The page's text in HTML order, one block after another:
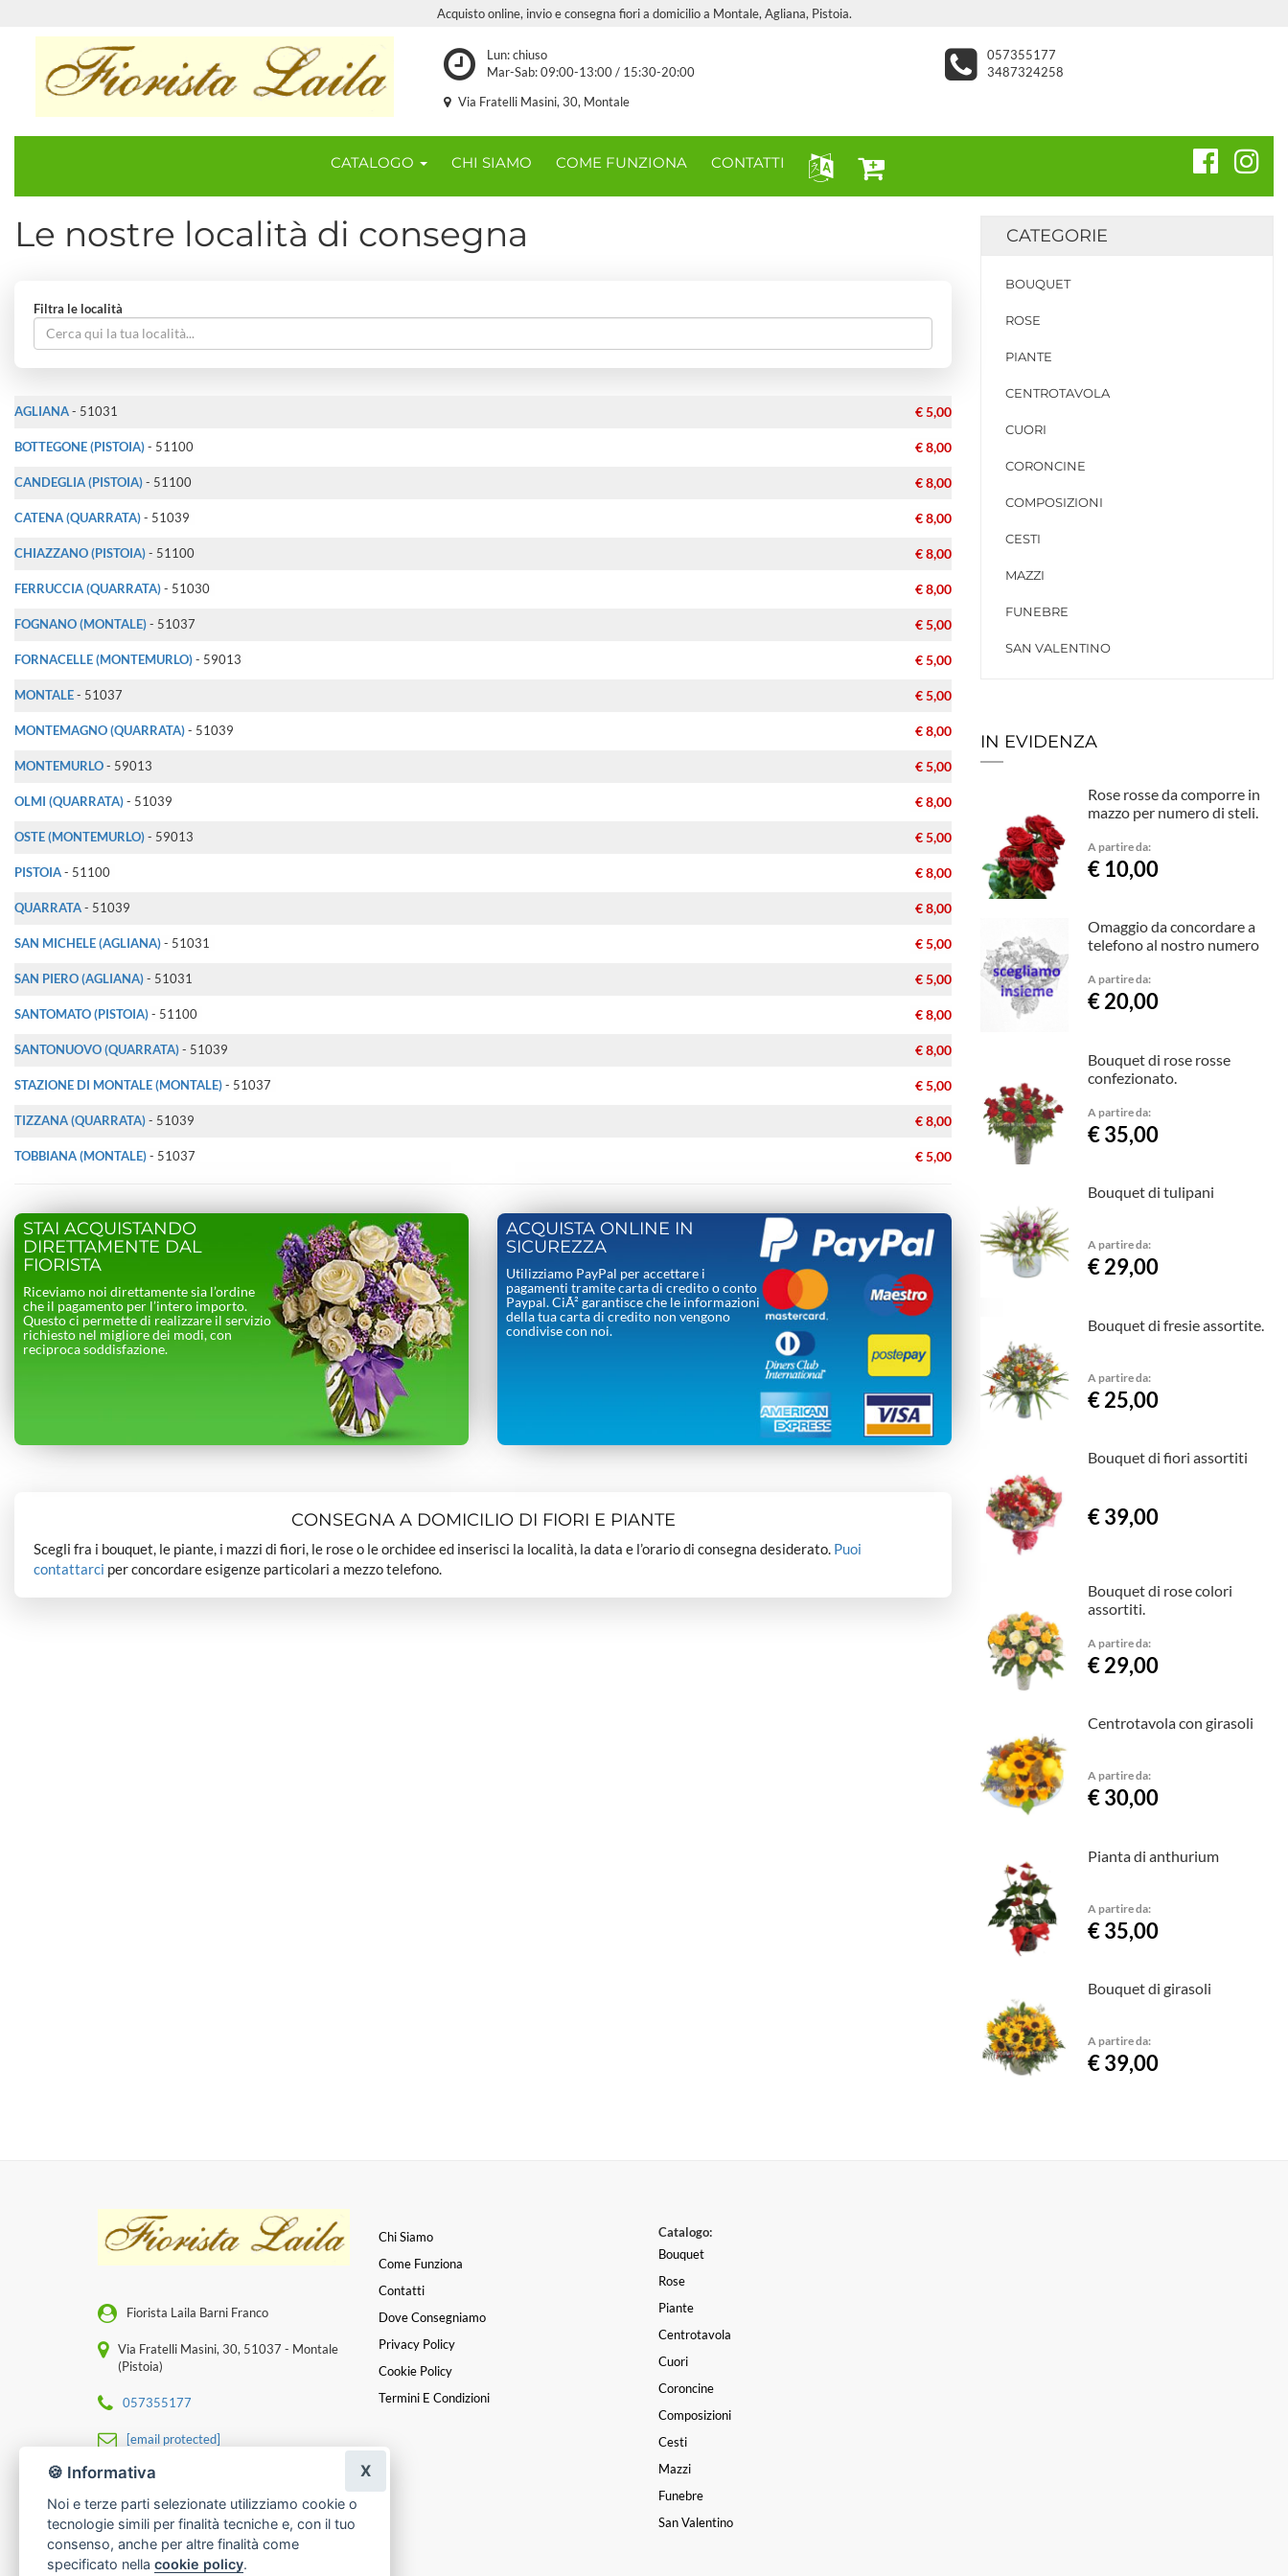
Acquisto online, invio e consegna fiori a domicilio a Montale, Agliana, Pistoia.
Lun: chiuso
Mar-Sab: 09:00-13:00 / 15:30-20:00
057355177
3487324258
Via Fratelli Masini, 30, Montale
CATALOGO CHI SIAMO COME FUNZIONA CONTATTI
Le nostre località di consegna
Filtra le località
AGLIANA- 51031 € 5,00
BOTTEGONE (PISTOIA)- 51100 € 8,00
CANDEGLIA (PISTOIA)- 51100 € 8,00
CATENA (QUARRATA)- 51039 € 8,00
CHIAZZANO (PISTOIA)- 51100 € 8,00
FERRUCCIA (QUARRATA)- 51030 € 8,00
FOGNANO (MONTALE)- 51037 € 5,00
FORNACELLE (MONTEMURLO)- 59013 € 5,00
MONTALE- 51037 € 5,00
MONTEMAGNO (QUARRATA)- 51039 € 8,00
MONTEMURLO- 59013 € 5,00
OLMI (QUARRATA)- 51039 € 8,00
OSTE (MONTEMURLO)- 59013 € 5,00
PISTOIA- 51100 € 8,00
QUARRATA- 51039 € 8,00
SAN MICHELE (AGLIANA)- 51031 € 5,00
SAN PIERO (AGLIANA)- 51031 € 5,00
SANTOMATO (PISTOIA)- 51100 € 8,00
SANTONUOVO (QUARRATA)- 51039 € 8,00
STAZIONE DI MONTALE (MONTALE)- 51037 € 5,00
TIZZANA (QUARRATA)- 51039 € 8,00
TOBBIANA (MONTALE)- 51037 € 5,00
STAI ACQUISTANDO
DIRETTAMENTE DAL
FIORISTA
Riceviamo noi direttamente sia l’ordine
che il pagamento per l’intero importo.
Questo ci permette di realizzare il servizio
richiesto nel migliore dei modi, con
reciproca soddisfazione.
ACQUISTA ONLINE IN
SICUREZZA
Utilizziamo PayPal per accettare i
pagamenti tramite carta di credito o conto
Paypal. CiÃ² garantisce che le informazioni
della tua carta di credito non vengono
condivise con noi.
CONSEGNA A DOMICILIO DI FIORI E PIANTE
Scegli fra i bouquet, le piante, i mazzi di fiori, le rose o le orchidee ed inserisci la località, la data e l’orario di consegna desiderato. Puoi
contattarci per concordare esigenze particolari a mezzo telefono.
CATEGORIE
BOUQUET
ROSE
PIANTE
CENTROTAVOLA
CUORI
CORONCINE
COMPOSIZIONI
CESTI
MAZZI
FUNEBRE
SAN VALENTINO
IN EVIDENZA
Rose rosse da comporre in
mazzo per numero di steli.
A partire da:
€ 10,00
Omaggio da concordare a
telefono al nostro numero
A partire da:
€ 20,00
Bouquet di rose rosse
confezionato.
A partire da:
€ 35,00
Bouquet di tulipani
A partire da:
€ 29,00
Bouquet di fresie assortite.
A partire da:
€ 25,00
Bouquet di fiori assortiti
€ 39,00
Bouquet di rose colori
assortiti.
A partire da:
€ 29,00
Centrotavola con girasoli
A partire da:
€ 30,00
Pianta di anthurium
A partire da:
€ 35,00
Bouquet di girasoli
A partire da:
€ 39,00
Fiorista Laila Barni Franco
Via Fratelli Masini, 30, 51037 - Montale
(Pistoia)
057355177
[email protected]
P. IVA 00318780475
Chi Siamo
Come Funziona
Contatti
Dove Consegniamo
Privacy Policy
Cookie Policy
Termini E Condizioni
Catalogo:
Bouquet
Rose
Piante
Centrotavola
Cuori
Coroncine
Composizioni
Cesti
Mazzi
Funebre
San Valentino
🍪 Informativa
Noi e terze parti selezionate utilizziamo cookie o
tecnologie simili per finalità tecniche e, con il tuo
consenso, anche per altre finalità come
specificato nella cookie policy.
X